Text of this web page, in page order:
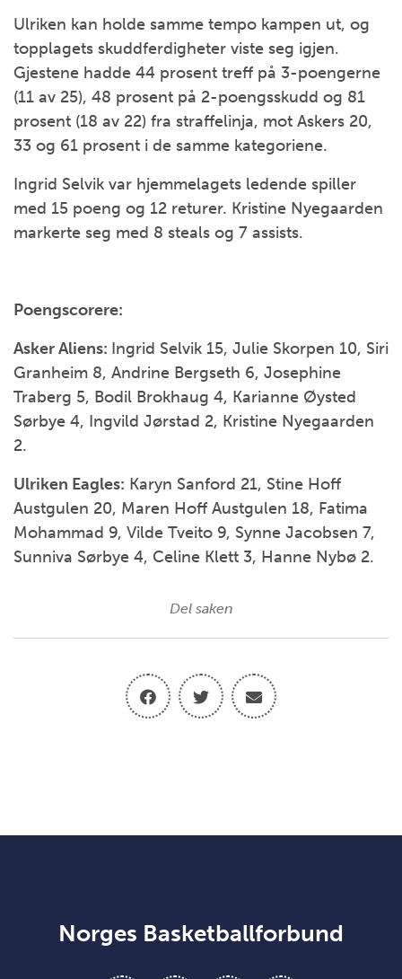
Ulriken kan holde samme tempo kampen ut, og
topplagets skuddferdigheter viste seg igjen.
Gjestene hadde 44 prosent treff på 3-poengerne
(11 av 25), 48 prosent på 2-poengsskudd og 81
prosent (18 av 22) fra straffelinja, mot Askers 20,
33 og 61 prosent i de samme kategoriene.
Ingrid Selvik var hjemmelagets ledende spiller
med 15 poeng og 12 returer. Kristine Nyegaarden
markerte seg med 8 steals og 7 assists.
Poengscorere:
Asker Aliens: Ingrid Selvik 15, Julie Skorpen 10, Siri
Granheim 8, Andrine Bergseth 6, Josephine
Traberg 5, Bodil Brokhaug 4, Karianne Øysted
Sørbye 4, Ingvild Jørstad 2, Kristine Nyegaarden
2.
Ulriken Eagles: Karyn Sanford 21, Stine Hoff
Austgulen 20, Maren Hoff Austgulen 18, Fatima
Mohammad 9, Vilde Tveito 9, Synne Jacobsen 7,
Sunniva Sørbye 4, Celine Klett 3, Hanne Nybø 2.
Del saken
Norges Basketballforbund